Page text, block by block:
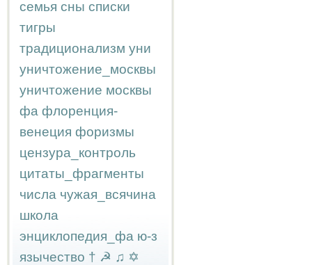
семья сны списки
тигры
традиционализм уни
уничтожение_москвы
уничтожение москвы
фа флоренция-
венеция форизмы
цензура_контроль
цитаты_фрагменты
числа чужая_всячина
школа
энциклопедия_фа ю-з
язычество † ☭ ♫ ✡